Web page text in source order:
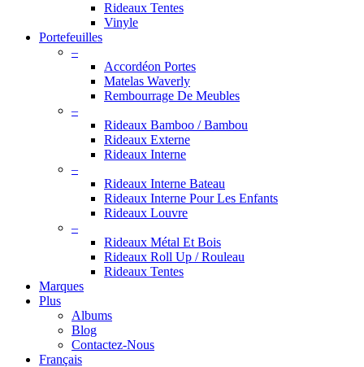
Rideaux Tentes
Vinyle
Portefeuilles
–
Accordéon Portes
Matelas Waverly
Rembourrage De Meubles
–
Rideaux Bamboo / Bambou
Rideaux Externe
Rideaux Interne
–
Rideaux Interne Bateau
Rideaux Interne Pour Les Enfants
Rideaux Louvre
–
Rideaux Métal Et Bois
Rideaux Roll Up / Rouleau
Rideaux Tentes
Marques
Plus
Albums
Blog
Contactez-Nous
Français